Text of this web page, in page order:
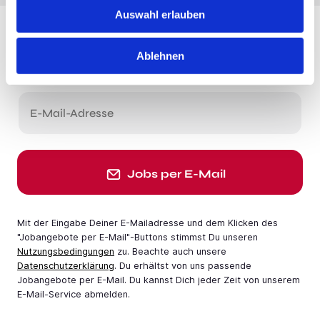
Auswahl erlauben
Ablehnen
Du möchtest Jobs, die zu Dir passen?
Jobangebote per E-Mail erhalten
E-Mail-Adresse
Jobs per E-Mail
Mit der Eingabe Deiner E-Mail­adresse und dem Klicken des
"Jobangebote per E-Mail"-Buttons stimmst Du unseren
Nutzungsbedingungen zu. Beachte auch unsere
Datenschutzerklärung. Du erhältst von uns passende
Jobangebote per E-Mail. Du kannst Dich jeder Zeit von unserem
E-Mail-Service abmelden.